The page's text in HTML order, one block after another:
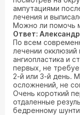
ампутациями
лечения и
Можно ли помочь
Ответ:
По всем
лечении
ангиопластика и
первых, не
2-й или 3-й день.
осложнений, не
Очень короткий
отдаленные
бедренному